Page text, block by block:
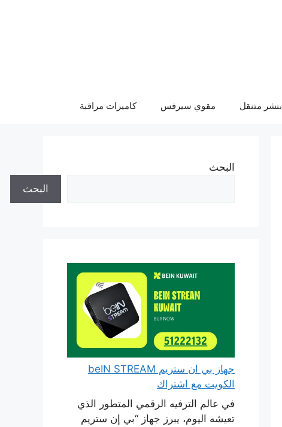
بنشر متنقل مقوي سيرفس كاميرات مراقبة
البحث
البحث
جهاز بي ان ستريم beIN STREAM
الكويت مع اشتراك
في عالم الترفيه الرقمي المتطور الذي
تعيشه اليوم، يبرز جهاز “بي إن ستريم